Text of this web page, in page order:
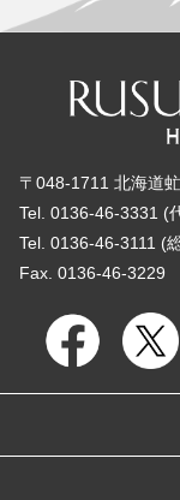
〒048-1711 北海道
Tel. 0136-46-3331 (
Tel. 0136-46-3111 (
Fax. 0136-46-3229